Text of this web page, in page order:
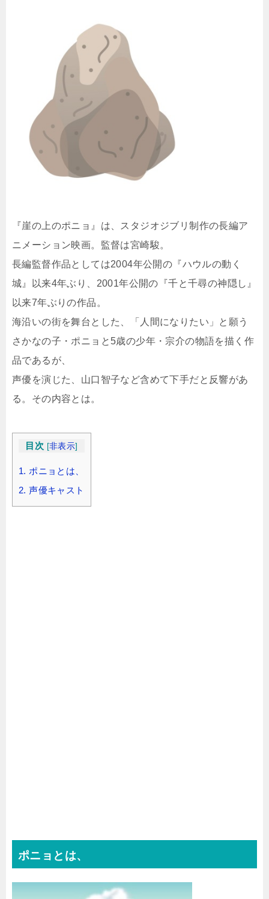
『崖の上のポニョ』は、スタジオジブリ制作の長編ア
ニメーション映画。監督は宮崎駿。
長編監督作品としては2004年公開の『ハウルの動く
城』以来4年ぶり、2001年公開の『千と千尋の神隠し』
以来7年ぶりの作品。
海沿いの街を舞台とした、「人間になりたい」と願う
さかなの子・ポニョと5歳の少年・宗介の物語を描く作
品であるが、
声優を演じた、山口智子など含めて下手だと反響があ
る。その内容とは。
目次 [非表示]
1. ポニョとは、
2. 声優キャスト
ポニョとは、